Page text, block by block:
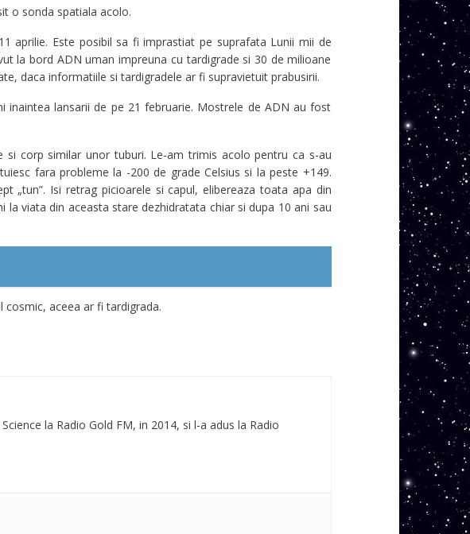
o sonda spatiala acolo.
aprilie. Este posibil sa fi imprastiat pe suprafata Lunii mii de
la bord ADN uman impreuna cu tardigrade si 30 de milioane
daca informatiile si tardigradele ar fi supravietuit prabusirii.
inaintea lansarii de pe 21 februarie. Mostrele de ADN au fost
corp similar unor tuburi. Le-am trimis acolo pentru ca s-au
fara probleme la -200 de grade Celsius si la peste +149.
„tun”. Isi retrag picioarele si capul, elibereaza toata apa din
viata din aceasta stare dezhidratata chiar si dupa 10 ani sau
cosmic, aceea ar fi tardigrada.
la Radio Gold FM, in 2014, si l-a adus la Radio